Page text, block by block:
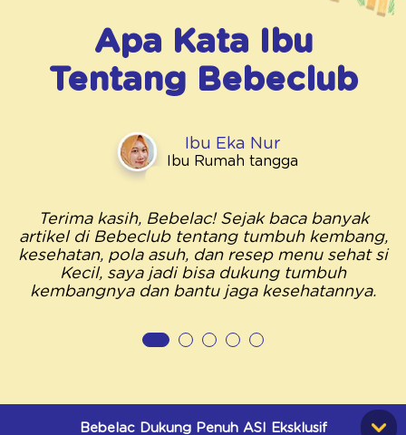
Apa Kata Ibu
Tentang Bebeclub
Ibu Eka Nur
Ibu Rumah tangga
Terima kasih, Bebelac! Sejak baca banyak
artikel di Bebeclub tentang tumbuh kembang,
kesehatan, pola asuh, dan resep menu sehat si
Kecil, saya jadi bisa dukung tumbuh
kembangnya dan bantu jaga kesehatannya.
Bebelac Dukung Penuh ASI Eksklusif